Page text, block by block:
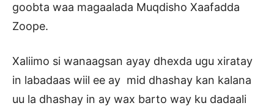
goobta waa magaalada Muqdisho Xaafadda
Zoope.
Xaliimo si wanaagsan ayay dhexda ugu xiratay
in labadaas wiil ee ay mid dhashay kan kalana
uu la dhashay in ay wax barto way ku dadaali